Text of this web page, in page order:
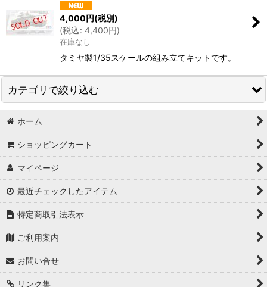
絞り込む
4,000円(税別)
(税込: 4,400円)
在庫なし
タミヤ製1/35スケールの組み立てキットです。
カテゴリで絞り込む
ミリタリー (全商品)
タミヤ1/35スケール
タミヤ1/48スケール
ホーム
ショッピングカート
マイページ
最近チェックしたアイテム
特定商取引法表示
ご利用案内
お問い合せ
リンク集